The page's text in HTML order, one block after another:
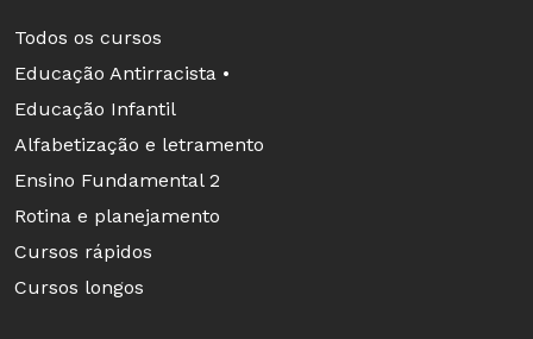
Todos os cursos
Educação Antirracista •
Educação Infantil
Alfabetização e letramento
Ensino Fundamental 2
Rotina e planejamento
Cursos rápidos
Cursos longos